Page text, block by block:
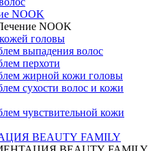
NOOK
NOOK
головы
выпадения волос
перхоти
жирной кожи головы
сухости волос и кожи
чувствительной кожи
BEAUTY FAMILY